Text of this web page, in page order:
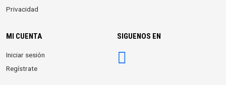
Privacidad
MI CUENTA
Iniciar sesión
Regístrate
SIGUENOS EN